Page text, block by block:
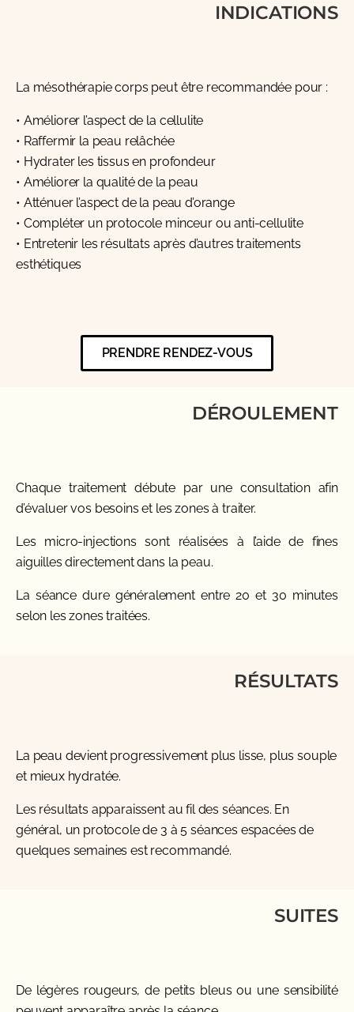
INDICATIONS
La mésothérapie corps peut être recommandée pour :
• Améliorer l’aspect de la cellulite
• Raffermir la peau relâchée
• Hydrater les tissus en profondeur
• Améliorer la qualité de la peau
• Atténuer l’aspect de la peau d’orange
• Compléter un protocole minceur ou anti-cellulite
• Entretenir les résultats après d’autres traitements
esthétiques
PRENDRE RENDEZ-VOUS
DÉROULEMENT
Chaque traitement débute par une consultation afin
d’évaluer vos besoins et les zones à traiter.
Les micro-injections sont réalisées à l’aide de fines
aiguilles directement dans la peau.
La séance dure généralement entre 20 et 30 minutes
selon les zones traitées.
RÉSULTATS
La peau devient progressivement plus lisse, plus souple
et mieux hydratée.
Les résultats apparaissent au fil des séances. En
général, un protocole de 3 à 5 séances espacées de
quelques semaines est recommandé.
SUITES
De légères rougeurs, de petits bleus ou une sensibilité